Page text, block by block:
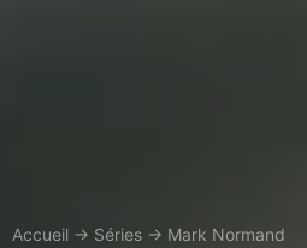
Accueil → Séries → Mark Normand